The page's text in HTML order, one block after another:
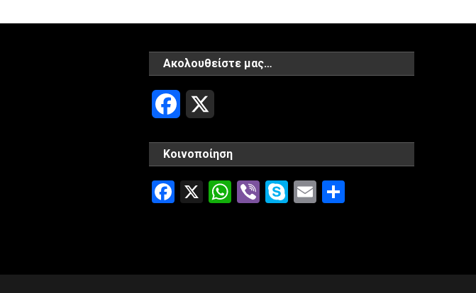
Ακολουθείστε μας…
Facebook
Κοινοποίηση
Facebook
X WhatsApp
ViberSkype
Email